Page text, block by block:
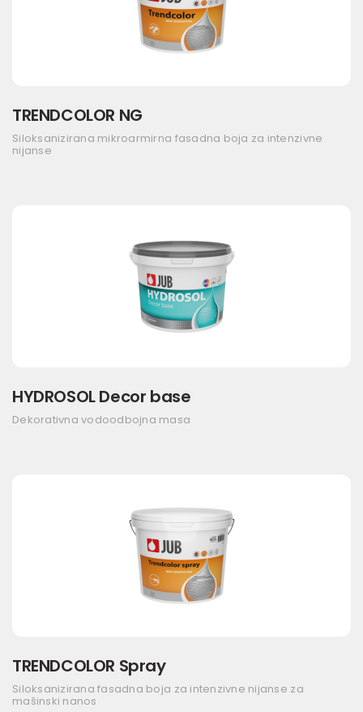
TRENDCOLOR NG
Siloksanizirana mikroarmirna fasadna boja za intenzivne
nijanse
HYDROSOL Decor base
Dekorativna vodoodbojna masa
TRENDCOLOR Spray
Siloksanizirana fasadna boja za intenzivne nijanse za
mašinski nanos